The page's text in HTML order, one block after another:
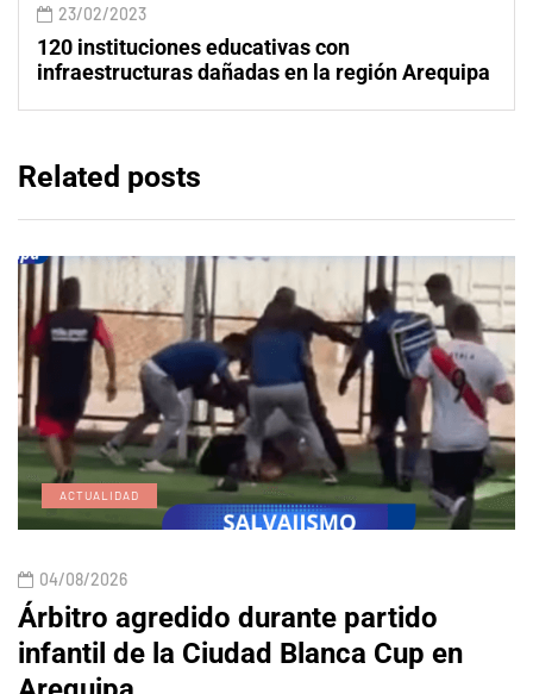
23/02/2023
120 instituciones educativas con
infraestructuras dañadas en la región Arequipa
Related posts
ACTUALIDAD
04/08/2026
Árbitro agredido durante partido
infantil de la Ciudad Blanca Cup en